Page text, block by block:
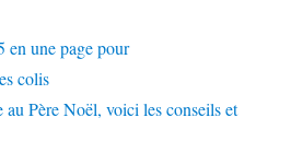
en une page pour
colis
au Père Noël, voici les conseils et